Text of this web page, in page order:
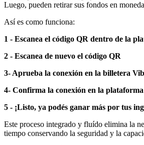
Luego, pueden retirar sus fondos en
Así es como funciona:
1 - Escanea el código QR dentro de la
2 - Escanea de nuevo el código QR
3- Aprueba la conexión en la billetera
4- Confirma la conexión en la
5 - ¡Listo, ya podés ganar más por tus
Este proceso integrado y fluído elimina la
tiempo conservando la seguridad y la